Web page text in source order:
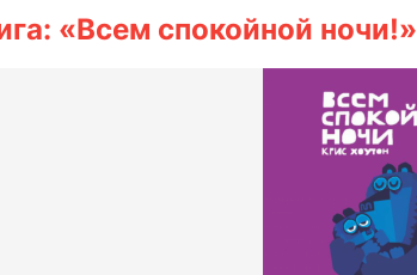
«Всем спокойной ночи!»